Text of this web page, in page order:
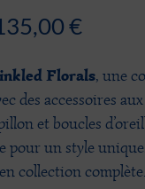
€Plage
prix :
9,90 €
à
Florals, une
des accessoires
et boucles
pour un style
collection complète.